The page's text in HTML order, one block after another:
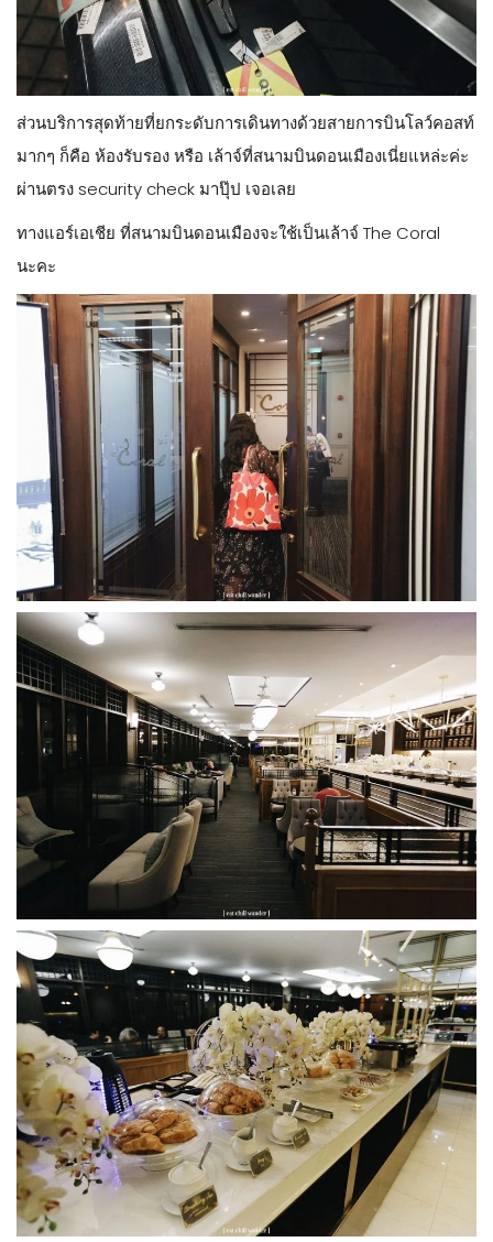
ส่วนบริการสุดท้ายที่ยกระดับการเดินทางด้วยสายการบินโลว์คอสท์
มากๆ ก็คือ ห้องรับรอง หรือ เล้าจ์ที่สนามบินดอนเมืองเนี่ยแหล่ะค่ะ
ผ่านตรง security check มาปุ๊ป เจอเลย
ทางแอร์เอเชีย ที่สนามบินดอนเมืองจะใช้เป็นเล้าจ์ The Coral
นะคะ